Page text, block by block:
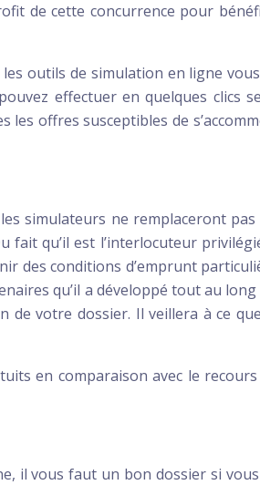
de cette concurrence pour
outils de simulation en ligne
effectuer en quelques clics
offres susceptibles de
simulateurs ne remplaceront pas
qu’il est l’interlocuteur
conditions d’emprunt
qu’il a développé tout au
votre dossier. Il veillera à ce
en comparaison avec le
il vous faut un bon dossier si